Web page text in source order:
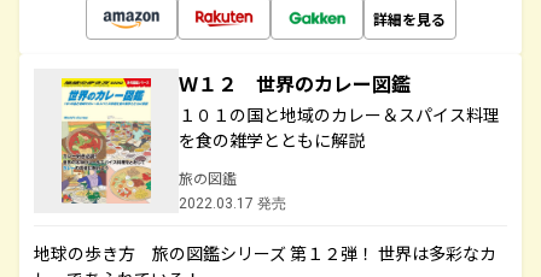
詳細を見る
Ｗ１２ 世界のカレー図鑑
１０１の国と地域のカレー＆スパイス料理
を食の雑学とともに解説
旅の図鑑
2022.03.17 発売
地球の歩き方 旅の図鑑シリーズ 第１２弾！ 世界は多彩なカ